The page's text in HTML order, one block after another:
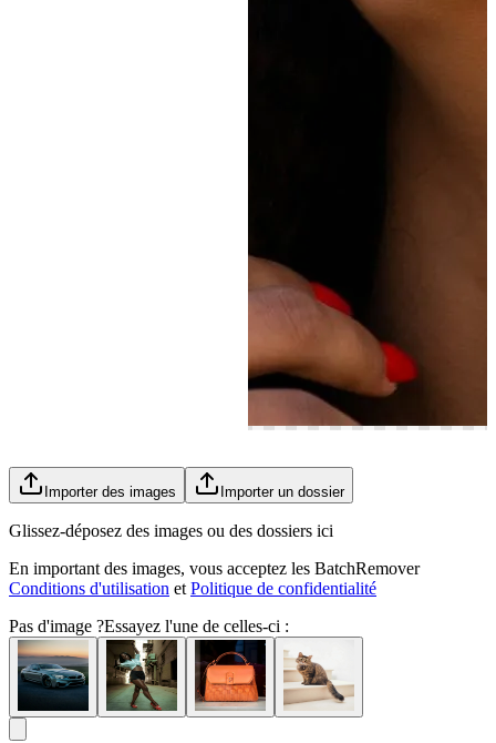
Importer des images Importer un dossier
Glissez-déposez des images ou des dossiers ici
En important des images, vous acceptez les BatchRemover
Conditions d'utilisation et Politique de confidentialité
Pas d'image ?Essayez l'une de celles-ci :